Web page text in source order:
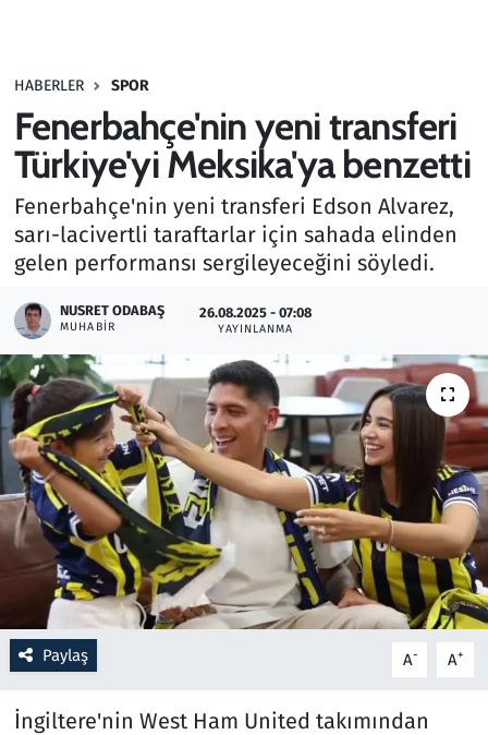
HABERLER SPOR
Fenerbahçe'nin yeni transferi
Türkiye'yi Meksika'ya benzetti
Fenerbahçe'nin yeni transferi Edson Alvarez,
sarı-lacivertli taraftarlar için sahada elinden
gelen performansı sergileyeceğini söyledi.
NUSRET ODABAŞ
MUHABIR
26.08.2025 - 07:08
YAYINLANMA
Paylaş A- A+
İngiltere'nin West Ham United takımından
Haber
Kültür Sanat
Kurumsal Haberler
Lezzet Durağı
Memur ve Kamu
Otomobil
Oyun
Ramazan
Resmi İlanlar
Rüya Tabirleri
Sağlık
Savunma Sanayi